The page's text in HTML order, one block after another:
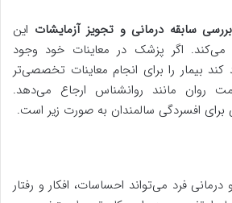
بررسی سابقه درمانی و تجویز آزمایشات این
می‌کند. اگر پزشک در معاینات خود وجود
کند بیمار را برای انجام معاینات تخصصی‌تر
مانند روانشناس ارجاع می‌دهد.
افسردگی سالمندان به صورت زیر است.
فرد می‌تواند احساسات، افکار و رفتار